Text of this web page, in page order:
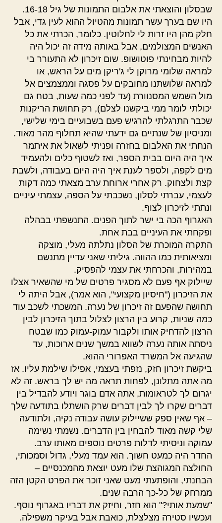
שבסלון והוצאתי את אלבום התמונות של גיל 16-18.
היו שם בערך עשר תמונות מהטיול ההוא לעין גדי, אבל
חלק מהן היו זרות לי לחלוטין. כלומר, הכרתי את כל
האנשים המצולמים, אבל באותה מידה זה יכול היה
להיות מבחינתי פוטושופ. שום זיכרון לא התעורר בי
למראה שלומי מרוקן לי ג'ריקן מים על הראש, או
למראה שלושתנו מחובקים על פסגה וממצמצים אל
מול השמש המסנוורת (עד לפני כמה שעות, בטח גם
יכולתי לומר ממי ביקשנו לצלם), רק תחושת הריקנות
שכבר התרגלתי להרגיש פעם בשבועיים בימי שלישי,
ומניסיון של שנתיים גם ידעתי שהיא תחלוף מהר מאוד.
הנחתי את האלבום בחזרה ופניתי לשאול את איתמר
איך היה היום בבית הספר, ואז לשטוף כלים ולהעמיד
מים לקפה, ולספר לענת איך היה היום בעבודה, ולשבת
קצת ולצחוק. רק אחרי ארוחת ערב מצאתי כמה דקות
לעצמי, עברתי לסלון, נשכבתי על הספה, עצמתי עיניים
ונתתי לזיכרון לצוף.
האגרוף הכה בי ישר לתוך הפנים. התנשפתי בבהלה
ופקחתי את העיניים בבת אחת.
התקרה המוכרת של הסלון נתלתה מעלי, מוצקה
ומציאותית כמו ההווה. גיליתי שאני עדיין מתנשם
במהירות, והכרחתי את עצמי להפסיק.
שיילוק אף פעם לא מסגיר פרטים של מי שהשאיר אצלו
את הזיכרון ("חיסיון מקצועי", הוא אמר), אבל היתה לי
תחושה שהפעם זה זיכרון של נערה. המשכתי לשכב עוד
כמה שניות, קרוע בין הרצון לצלול בתוך הזיכרון לבין
הרצון להדחיק אותו ולקבור עמוק-עמוק כמו שבטח
ניסתה אותה נערה לשווא במשך שנים ארוכות, עד
שהגיעה אל המשרד האפרורי ההוא.
ביקשת זיכרון חזק, נזפתי בעצמי, אפילו שילמת עליו. אז
מה אתה מתלונן, לפחות תראה מה יש לך בראש. זה לא
יגרום לך לטראומות, אתה אדם בוגר ויודע להבדיל בין
דברים שקרו לך לבין דברים שרק הושתלו בתודעה שלך
– אף שאין ספק ששיילוק עושה עבודה נקיה, ולתודעה
שלי קשה מאוד להבחין בין הדברים. נשמתי נשימה
עמוקה וניסיתי לדלות פרטים נוספים מאותו ערב.
החדר היה כמעט חשוך. הוא עמד מעלי, גדול וסמכותי,
החולצה המגוהצת שלו מעט יוצאת מהמכנסיים –
הבחנתי, והופתעתי מעט שאני זוכר את הפרט הקטן הזה
ממרחק של כל-כך הרבה שנים.
"שמעת אותי?" הוא חזר, וחיזק את דבריו באגרוף נוסף.
ועכשיו סטירה מצלצלת, כואבת אבל בעיקר משפילה.